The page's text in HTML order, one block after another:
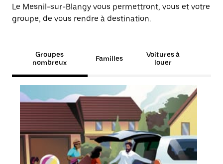
Le Mesnil-sur-Blangy vous permettront, vous et votre
groupe, de vous rendre à destination.
Groupes
nombreux
Familles
Voitures à
louer